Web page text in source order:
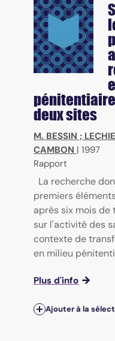
deux sites
M. BESSIN ;
CAMBON | 1997
Rapport
La recherche
premiers
après six mois de
sur l'activité des
contexte de
en milieu
Plus d'info
Ajouter à la